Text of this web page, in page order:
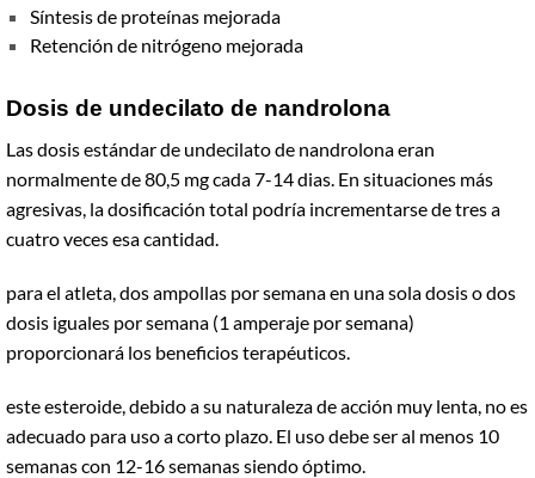
Síntesis de proteínas mejorada
Retención de nitrógeno mejorada
Dosis de undecilato de nandrolona
Las dosis estándar de undecilato de nandrolona eran
normalmente de 80,5 mg cada 7-14 dias. En situaciones más
agresivas, la dosificación total podría incrementarse de tres a
cuatro veces esa cantidad.
para el atleta, dos ampollas por semana en una sola dosis o dos
dosis iguales por semana (1 amperaje por semana)
proporcionará los beneficios terapéuticos.
este esteroide, debido a su naturaleza de acción muy lenta, no es
adecuado para uso a corto plazo. El uso debe ser al menos 10
semanas con 12-16 semanas siendo óptimo.